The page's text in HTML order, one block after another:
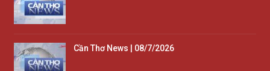
Cần Thơ News | 08/7/2026